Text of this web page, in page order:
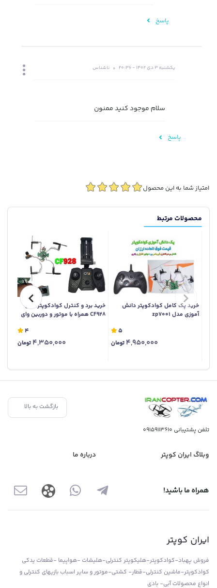
پاسخ
یکشنبه 3 دی 1402 - 20:36 ناشناس
سلام موجود کنید ممنون
پاسخ
امتیاز شما به این محصول
محصولات مرتبط
خرید پک کامل کوادکوپتر دانش
آموزی مدل zp7001
5
4,950,000 تومان
خرید برد و کنترل کوادکوپتر مدل
CF928 همراه با موتور و دوربین وای
4
4,350,000 تومان
بازگشت به بالا
تلفن پشتیبانی 09159113610
وبلاگ ایران کوپتر درباره ما
همراه ما باشید!
ایران کوپتر
فروش پهباد-کوادکوپتر-هلیکوپتر کنترلی-هلیشات -هواپیما -قطعات یدکی
کوادکوپتر-ماشین کنترلی-قطار- کشتی-موتور و سایر اسباب بازیهای کنترلی و
انواع محصولات آبی- بادی